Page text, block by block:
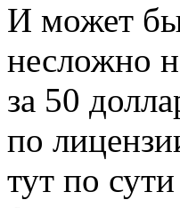
И может
несложно
за 50
по
тут по